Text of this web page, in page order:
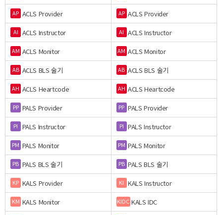
AP ACLS Provider AP ACLS Provider
AI ACLS Instructor AI ACLS Instructor
AM ACLS Monitor AM ACLS Monitor
AB ACLS BLS 술기 AB ACLS BLS 술기
AH ACLS Heartcode AH ACLS Heartcode
PP PALS Provider PP PALS Provider
PI PALS Instructor PI PALS Instructor
PM PALS Monitor PM PALS Monitor
PB PALS BLS 술기 PB PALS BLS 술기
KP KALS Provider KI KALS Instructor
KM KALS Monitor KIDC KALS IDC